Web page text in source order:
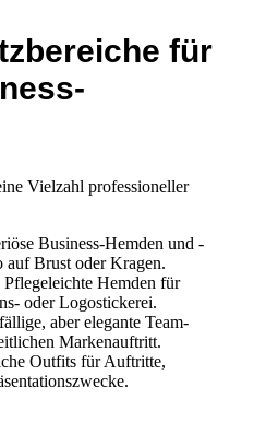
für
Vielzahl professioneller
Business-Hemden und -
auf Brust oder Kragen.
Hemden für
oder Logostickerei.
aber elegante Team-
Markenauftritt.
Outfits für Auftritte,